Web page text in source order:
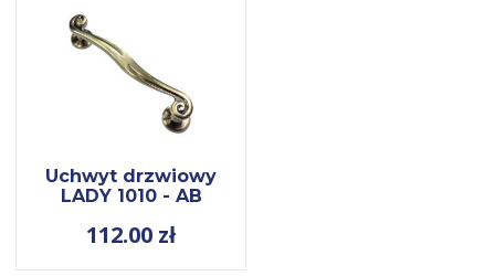
Uchwyt drzwiowy
LADY 1010 - AB
112.00 zł